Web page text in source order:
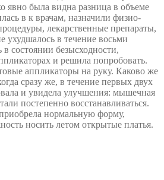
явно была видна разница в объеме
в к врачам, назначили физио-
лекарственные препараты,
ухудшалось в течение восьми
в состоянии безысходности,
и решила попробовать.
аппликаторы на руку. Каково же
сразу же, в течение первых двух
и увидела улучшения: мышечная
постепенно восстанавливаться.
нормальную форму,
носить летом открытые платья.